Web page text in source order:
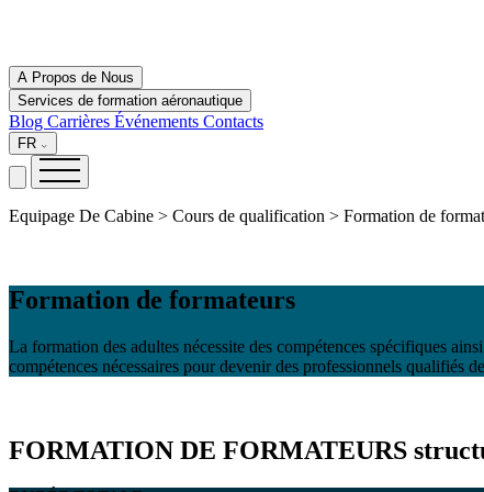
A Propos de Nous
Services de formation aéronautique
Blog Carrières Événements Contacts
FR
Equipage De Cabine > Cours de qualification > Formation de
Formation de formateurs
La formation des adultes nécessite des compétences spécifiques
compétences nécessaires pour devenir des professionnels qualifiés
FORMATION DE FORMATEURS